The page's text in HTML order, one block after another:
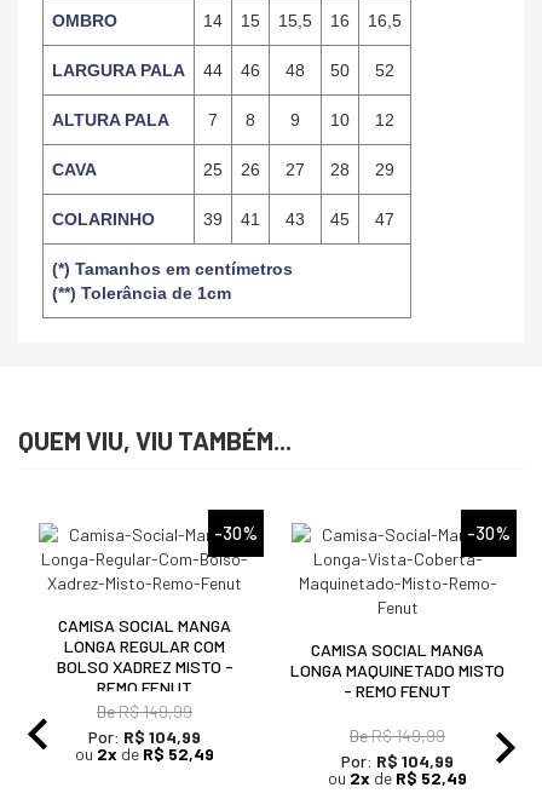
OMBRO 14 15 15,5 16 16,5
LARGURA PALA 44 46 48 50 52
ALTURA PALA 7 8 9 10 12
CAVA 25 26 27 28 29
COLARINHO 39 41 43 45 47
(*) Tamanhos em centímetros
(**) Tolerância de 1cm
QUEM VIU, VIU TAMBÉM...
-30%
CAMISA SOCIAL MANGA
LONGA REGULAR COM
BOLSO XADREZ MISTO -
REMO FENUT
DeR$ 149,99
Por: R$ 104,99
ou 2x de R$ 52,49
-30%
CAMISA SOCIAL MANGA
LONGA MAQUINETADO MISTO
- REMO FENUT
DeR$ 149,99
Por: R$ 104,99
ou 2x de R$ 52,49